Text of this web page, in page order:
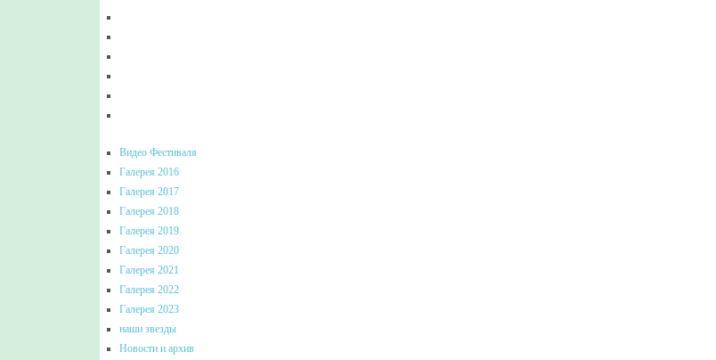
Видео Фестиваля
Галерея 2016
Галерея 2017
Галерея 2018
Галерея 2019
Галерея 2020
Галерея 2021
Галерея 2022
Галерея 2023
наши звезды
Новости и архив